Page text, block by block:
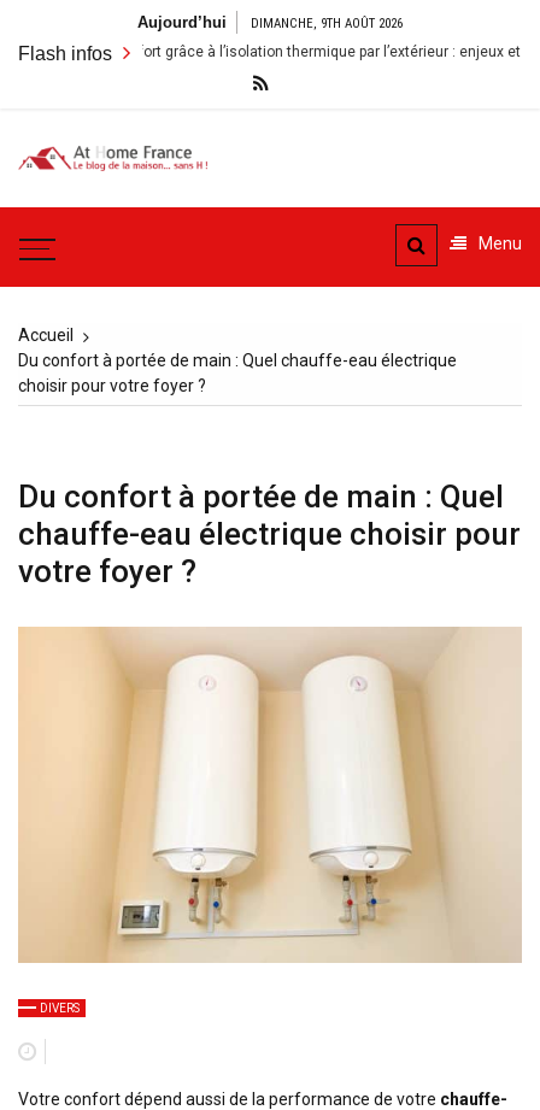
contenu
Aujourd’hui DIMANCHE, 9TH AOÛT 2026
Flash infos
maison à Belfort grâce à l’isolation thermique par l’extérieur : enjeux et
A la
Maison
France
H
Menu
Accueil
Du confort à portée de main : Quel chauffe-eau électrique
choisir pour votre foyer ?
Du confort à portée de main : Quel
chauffe-eau électrique choisir pour
votre foyer ?
DIVERS
Votre confort dépend aussi de la performance de votre chauffe-